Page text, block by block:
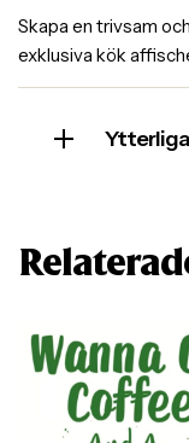
Skapa en trivsam
exklusiva kök